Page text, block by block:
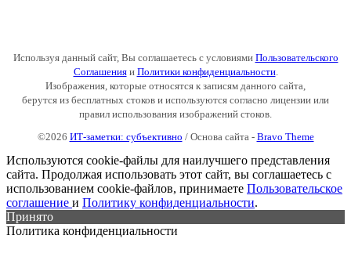
Используя данный сайт, Вы соглашаетесь с условиями Пользовательского
Соглашенияи Политики конфиденциальности.
Изображения, которые относятся к записям данного сайта,
берутся из бесплатных стоков и используются согласно лицензии или
правил использования изображений стоков.
©2026 ИТ-заметки: субъективно / Основа сайта - Bravo Theme
Используются cookie-файлы для наилучшего представления
сайта. Продолжая использовать этот сайт, вы соглашаетесь с
использованием cookie-файлов, принимаете Пользовательское
соглашение и Политику конфиденциальности.
Принято
Политика конфиденциальности